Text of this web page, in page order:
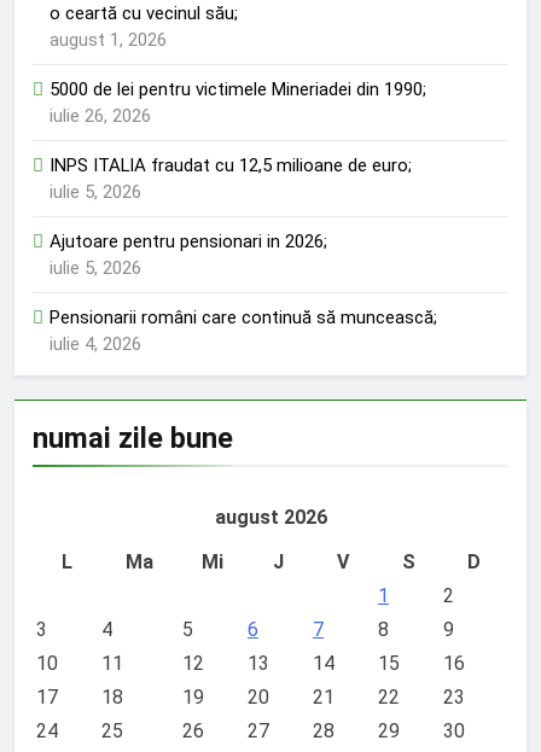
o ceartă cu vecinul său;
august 1, 2026
5000 de lei pentru victimele Mineriadei din 1990;
iulie 26, 2026
INPS ITALIA fraudat cu 12,5 milioane de euro;
iulie 5, 2026
Ajutoare pentru pensionari in 2026;
iulie 5, 2026
Pensionarii români care continuă să muncească;
iulie 4, 2026
numai zile bune
august 2026
L
Ma Mi J V S
D
1
2
3
4 5 6 7 8
9
10
11 12 13 14 15
16
17
18 19 20 21 22
23
24
25 26 27 28 29
30